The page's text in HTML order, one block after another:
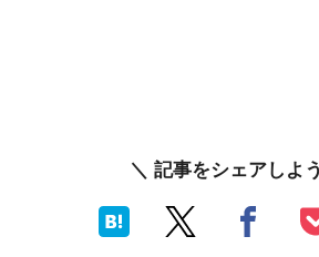
＼ 記事をシェアしよ